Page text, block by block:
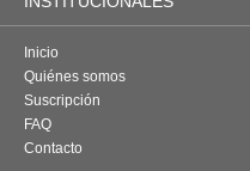
Inicio
Quiénes somos
Suscripción
FAQ
Contacto